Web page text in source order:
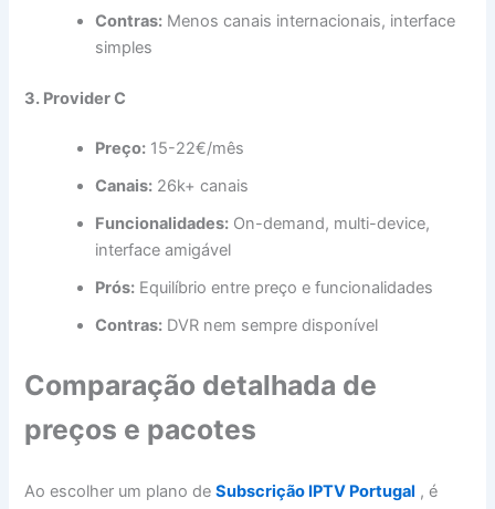
Contras: Menos canais internacionais, interface
simples
3. Provider C
Preço: 15-22€/mês
Canais: 26k+ canais
Funcionalidades: On-demand, multi-device,
interface amigável
Prós: Equilíbrio entre preço e funcionalidades
Contras: DVR nem sempre disponível
Comparação detalhada de
preços e pacotes
Ao escolher um plano deSubscrição IPTV Portugal , é